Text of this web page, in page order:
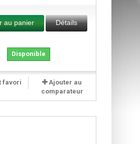
au panier Détails
Disponible
favori
Ajouter au
comparateur